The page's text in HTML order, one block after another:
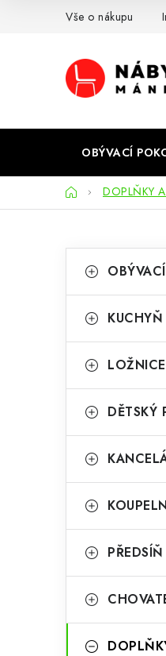
Vše o nákupu
OBÝVACÍ
DomůDOPLŇKY
o
t
r
n
n
p
e
kategorie
a
e
o
i
LOŽNICE
DĚTSKÝ
PŘEDSÍŇ